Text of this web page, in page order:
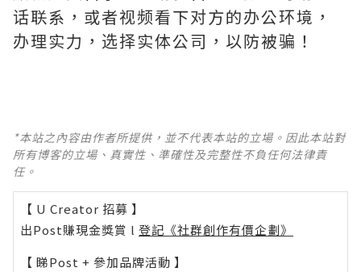
话联系，或者视频看下对方的办公环境，
办理实力，选择实体公司，以防被骗！
*本站之內容由作者所提供，並不代表本站的立場。因此本站對
所有博客的立場、真實性、準確性及完整性不負任何法律責
任。
【 U Creator 招募 】
出Post賺現金獎賞 l 登記《社群創作有價企劃》
【 睇Post + 參加品牌活動 】